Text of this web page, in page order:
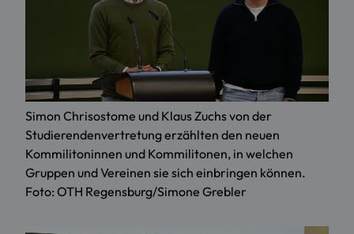
Simon Chrisostome und Klaus Zuchs von der
Studierendenvertretung erzählten den neuen
Kommilitoninnen und Kommilitonen, in welchen
Gruppen und Vereinen sie sich einbringen können.
Foto: OTH Regensburg/Simone Grebler